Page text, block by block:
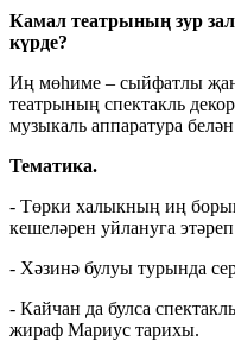
Камал театрының зур
күрде?
Иң мөһиме – сыйфатлы
театрының спектакль
музыкаль аппаратура
Тематика.
- Төрки халыкның иң
кешеләрен уйлануга
- Хәзинә булуы турында
- Кайчан да булса
жираф Мариус тарихы.